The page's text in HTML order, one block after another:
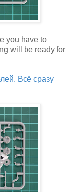
you have to
will be ready for
Всё сразу